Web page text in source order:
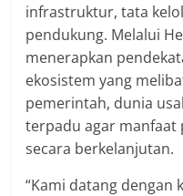
infrastruktur, tata
pendukung. Melalui
menerapkan
ekosistem yang
pemerintah, dunia
terpadu agar
secara berkelanjutan.
“Kami datang dengan